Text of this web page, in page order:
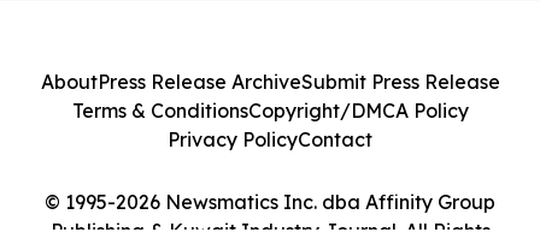
© 1995-2026 Newsmatics Inc. dba Affinity Group
Publishing & Kuwait Industry Journal. All Rights
AboutPress Release ArchiveSubmit Press Release
Terms & ConditionsCopyright/DMCA Policy
Privacy PolicyContact